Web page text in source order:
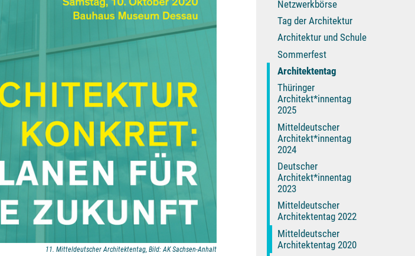
11. Mitteldeutscher Architektentag, Bild: AK Sachsen-Anhalt
Netzwerkbörse
Tag der Architektur
Architektur und Schule
Sommerfest
Architektentag
Thüringer
Architekt*innentag
2025
Mitteldeutscher
Architekt*innentag
2024
Deutscher
Architekt*innentag
2023
Mitteldeutscher
Architektentag 2022
Mitteldeutscher
Architektentag 2020